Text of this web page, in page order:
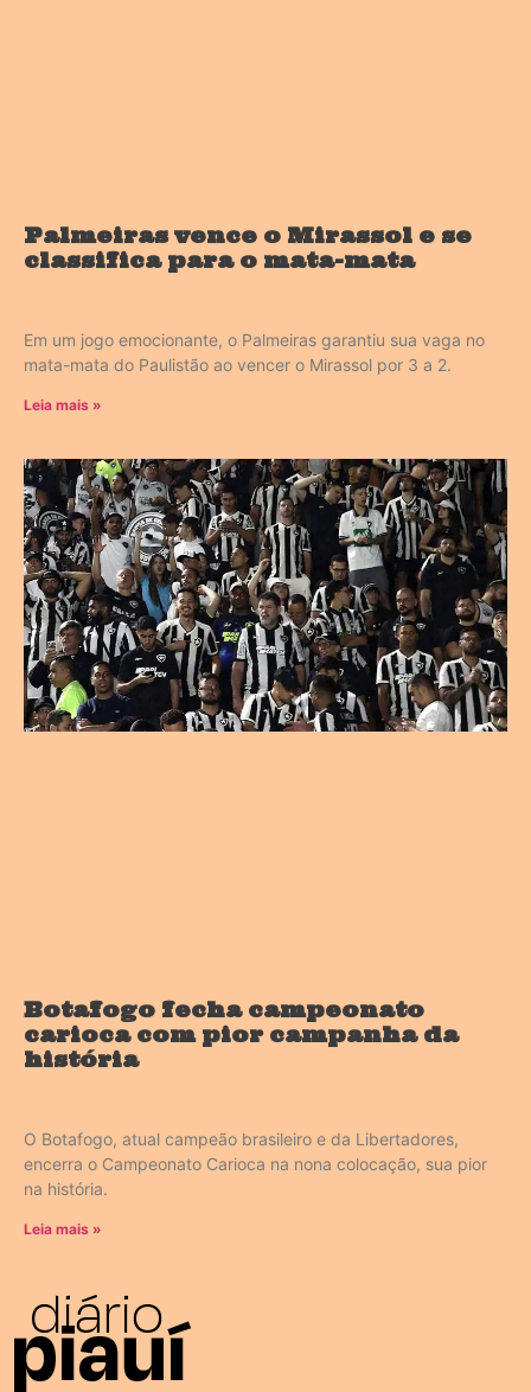
Palmeiras vence o Mirassol e se
classifica para o mata-mata
Em um jogo emocionante, o Palmeiras garantiu sua vaga no
mata-mata do Paulistão ao vencer o Mirassol por 3 a 2.
Leia mais »
Botafogo fecha campeonato
carioca com pior campanha da
história
O Botafogo, atual campeão brasileiro e da Libertadores,
encerra o Campeonato Carioca na nona colocação, sua pior
na história.
Leia mais »